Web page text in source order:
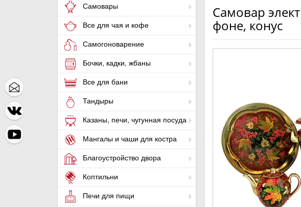
Самовары
Все для чая и кофе
Самогоноварение
Бочки, кадки, жбаны
Все для бани
Тандыры
Казаны, печи, чугунная посуда
Мангалы и чаши для костра
Благоустройство двора
Коптильни
Печи для пищи
Самовар
фоне, конус